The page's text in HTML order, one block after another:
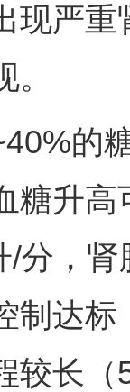
现严
的糖
糖升
/分，
制达
较长